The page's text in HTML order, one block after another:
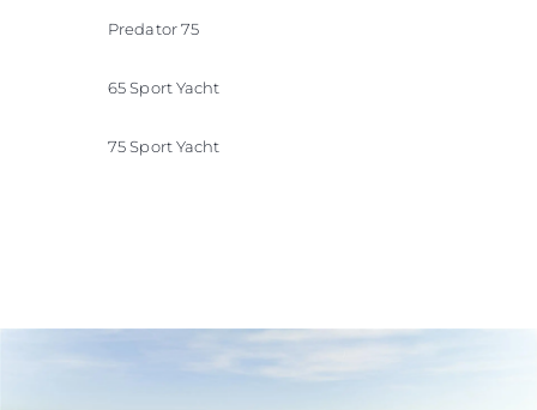
Predator 75
65 Sport Yacht
75 Sport Yacht